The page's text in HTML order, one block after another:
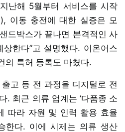
난해 5월부터 서비스를 시작
이동 충전에 대한 실증은 모
드박스가 끝나면 본격적인 사
한다”고 설명했다. 이온어스
의 특허 등록도 마쳤다.
고 등 전 과정을 디지털로 전
. 최근 의류 업계는 ‘다품종 소
따라 자원 및 인력 활용 효율
한다. 이에 시제는 의류 생산